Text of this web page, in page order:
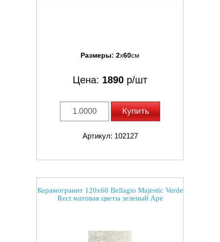
Размеры: 2x60см
Цена: 1890 р/шт
Купить
Артикул: 102127
Керамогранит 120x60 Bellagio Majestic Verde
Rect матовая цветы зеленый Ape